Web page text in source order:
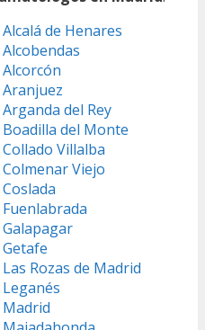
de Henares
del Rey
del Monte
Villalba
Viejo
Rozas de Madrid